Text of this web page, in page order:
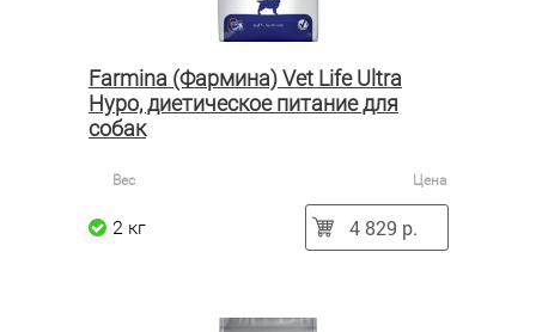
Farmina (Фармина) Vet Life Ultra
Hypo, диетическое питание для
собак
Вес Цена
2 кг 4 829 р.